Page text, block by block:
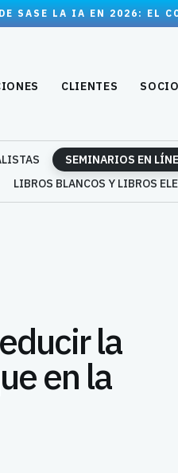
SASE LA IA EN 2026: EL
CLIENTES
SEMINARIOS EN
LIBROS BLANCOS Y LIBROS
la
en la